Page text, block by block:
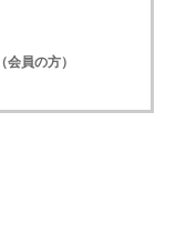
（会員の方）